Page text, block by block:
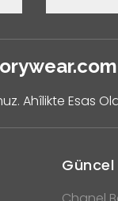
Ahîlikte Esas